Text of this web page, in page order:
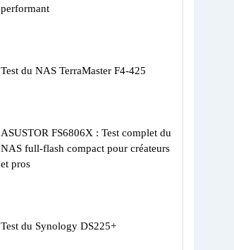
performant
Test du NAS TerraMaster F4-425
ASUSTOR FS6806X : Test complet du
NAS full-flash compact pour créateurs
et pros
Test du Synology DS225+